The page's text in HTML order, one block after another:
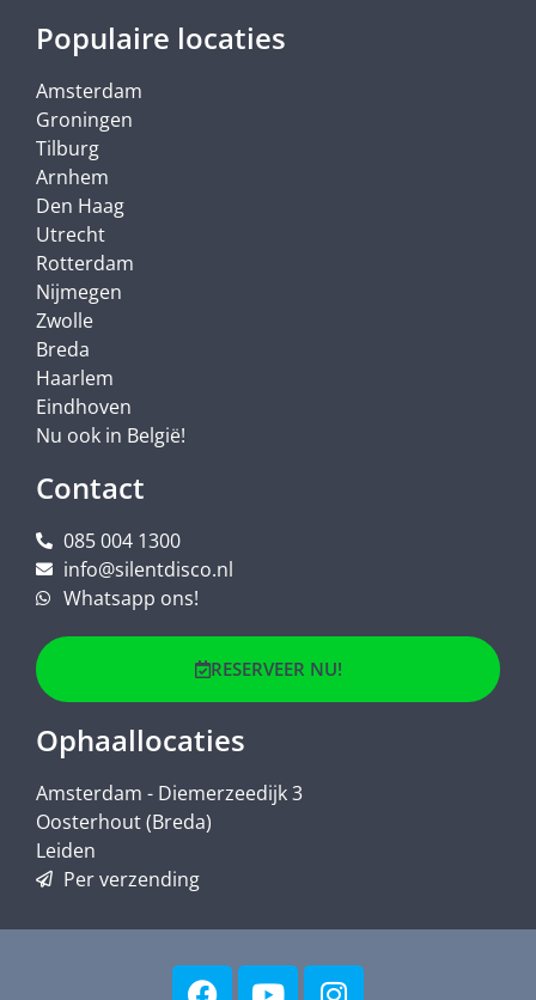
Populaire locaties
Amsterdam
Groningen
Tilburg
Arnhem
Den Haag
Utrecht
Rotterdam
Nijmegen
Zwolle
Breda
Haarlem
Eindhoven
Nu ook in België!
Contact
085 004 1300
info@silentdisco.nl
Whatsapp ons!
RESERVEER NU!
Ophaallocaties
Amsterdam - Diemerzeedijk 3
Oosterhout (Breda)
Leiden
Per verzending